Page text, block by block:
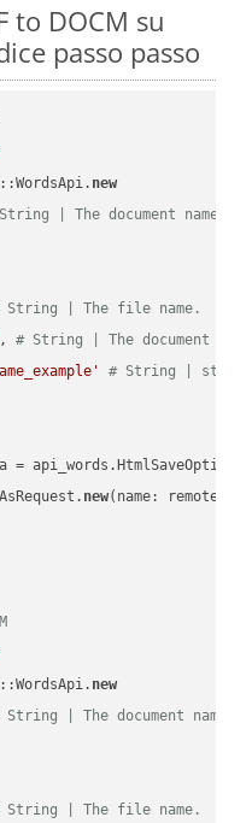
to DOCM su
passo passo
new
| The document name.
String | The file name.
, # String | The document
# String |
=
new(name:
new
String | The document name.
String | The file name.